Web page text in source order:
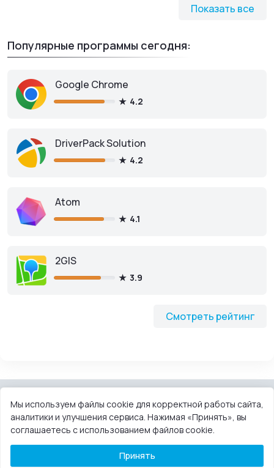
Показать все
Популярные программы сегодня:
Смотреть рейтинг
Google Chrome
4.2
DriverPack Solution
4.2
Atom
4.1
2GIS
3.9
КОНТАКТЫ
ПОЛЬЗОВАТЕЛЬСКОЕ СОГЛАШЕНИЕ
ПРАВООБЛАДАТЕЛЯМ
DMCA
Мы используем файлы cookie для корректной работы сайта,
аналитики и улучшения сервиса. Нажимая «Принять», вы
соглашаетесь с использованием файлов cookie.
Принять